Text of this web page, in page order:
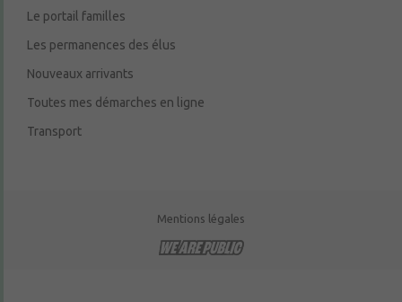
Le portail familles
Les permanences des élus
Nouveaux arrivants
Toutes mes démarches en ligne
Transport
Mentions légales